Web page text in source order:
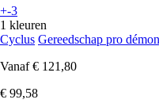
+-3
1 kleuren
Cyclus Gereedschap pro
Vanaf € 121,80
€ 99,58